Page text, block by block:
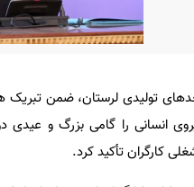
تولیدی لرستان، ضمن تبریک
انسانی را گامی بزرگ و عیدی
کارگران تأکید کرد.